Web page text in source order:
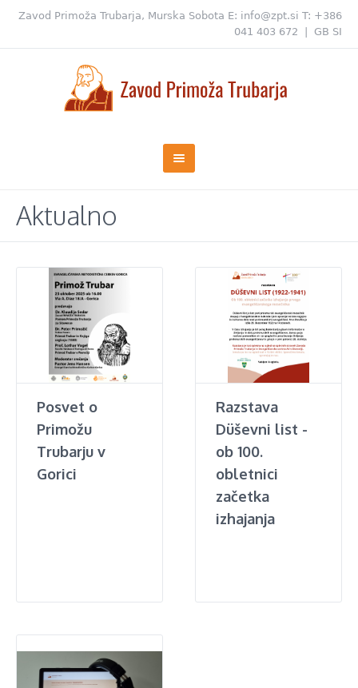
Zavod Primoža Trubarja, Murska Sobota E: info@zpt.si T: +386
041 403 672
GB SI
Aktualno
Posvet o
Primožu
Trubarju v
Gorici
Razstava
Düševni list -
ob 100.
obletnici
začetka
izhajanja